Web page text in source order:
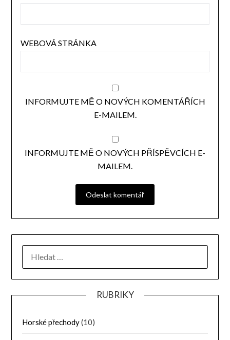
WEBOVÁ STRÁNKA
INFORMUJTE MĚ O NOVÝCH KOMENTÁŘÍCH
E-MAILEM.
INFORMUJTE MĚ O NOVÝCH PŘÍSPĚVCÍCH E-
MAILEM.
ALTERNATIVE:
RUBRIKY
Horské přechody(10)